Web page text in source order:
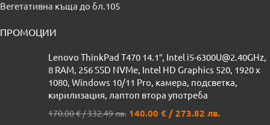
Вегетативна къща до бл.105
ПРОМОЦИИ
Lenovo ThinkPad T470 14.1″, Intel i5-6300U@2.40GHz,
8 RAM, 256 SSD NVMe, Intel HD Graphics 520, 1920 x
1080, Windows 10/11 Pro, камера, подсветка,
кирилизация, лаптоп втора употреба
170.00€/ 332.49 лв. 140.00 € / 273.82 лв.